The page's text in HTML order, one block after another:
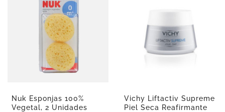
Nuk Esponjas 100%
Vegetal, 2 Unidades
Vichy Liftactiv Supreme
Piel Seca Reafirmante